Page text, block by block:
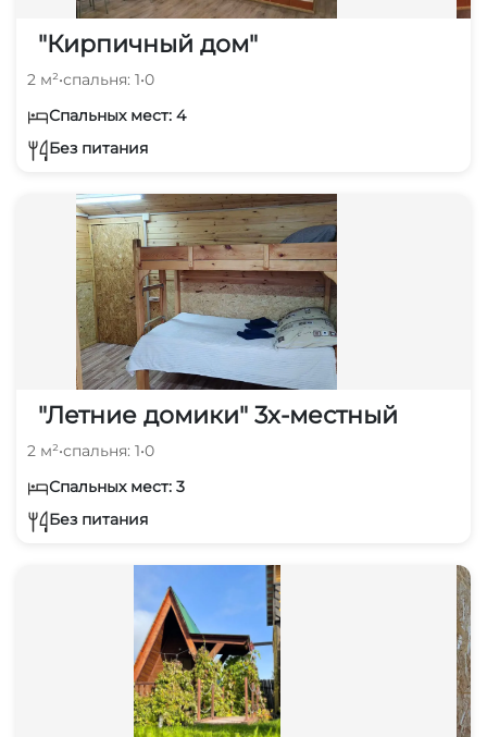
"Кирпичный дом"
2 м²•спальня: 1•0
Спальных мест: 4
Без питания
"Летние домики" 3х-местный
2 м²•спальня: 1•0
Спальных мест: 3
Без питания